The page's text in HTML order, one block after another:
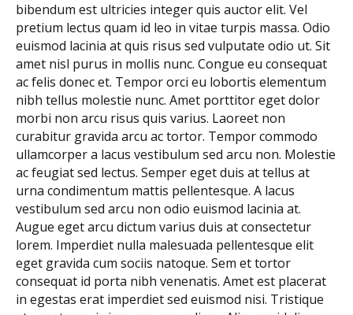
bibendum est ultricies integer quis auctor elit. Vel
pretium lectus quam id leo in vitae turpis massa. Odio
euismod lacinia at quis risus sed vulputate odio ut. Sit
amet nisl purus in mollis nunc. Congue eu consequat
ac felis donec et. Tempor orci eu lobortis elementum
nibh tellus molestie nunc. Amet porttitor eget dolor
morbi non arcu risus quis varius. Laoreet non
curabitur gravida arcu ac tortor. Tempor commodo
ullamcorper a lacus vestibulum sed arcu non. Molestie
ac feugiat sed lectus. Semper eget duis at tellus at
urna condimentum mattis pellentesque. A lacus
vestibulum sed arcu non odio euismod lacinia at.
Augue eget arcu dictum varius duis at consectetur
lorem. Imperdiet nulla malesuada pellentesque elit
eget gravida cum sociis natoque. Sem et tortor
consequat id porta nibh venenatis. Amet est placerat
in egestas erat imperdiet sed euismod nisi. Tristique